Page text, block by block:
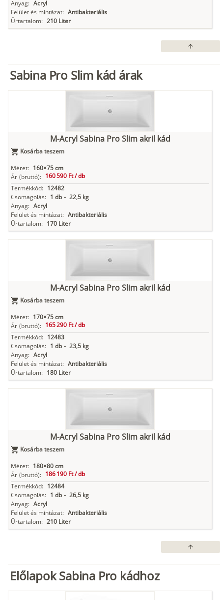
Anyag: Acryl
Felület és mintázat: Antibakteriális
Űrtartalom: 210 Liter
arrow_upward
Sabina Pro Slim kád árak
M-Acryl Sabina Pro Slim akril kád
Kosárba teszem
Méret: 160×75 cm
Ár (bruttó): 160 590 Ft /db
Termékkód: 12482
Csomagolás: 1 db - 22,5 kg
Anyag: Acryl
Felület és mintázat: Antibakteriális
Űrtartalom: 170 Liter
M-Acryl Sabina Pro Slim akril kád
Kosárba teszem
Méret: 170×75 cm
Ár (bruttó): 165 290 Ft /db
Termékkód: 12483
Csomagolás: 1 db - 23,5 kg
Anyag: Acryl
Felület és mintázat: Antibakteriális
Űrtartalom: 180 Liter
M-Acryl Sabina Pro Slim akril kád
Kosárba teszem
Méret: 180×80 cm
Ár (bruttó): 186 190 Ft /db
Termékkód: 12484
Csomagolás: 1 db - 26,5 kg
Anyag: Acryl
Felület és mintázat: Antibakteriális
Űrtartalom: 210 Liter
arrow_upward
Előlapok Sabina Pro kádhoz